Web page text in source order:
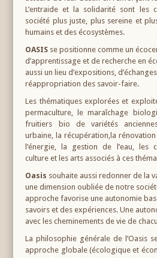
L’entraide et la solidarité sont les
société plus juste, plus sereine et
humains et des écosystèmes.
OASIS se positionne comme un
d’apprentissage et de recherche en
aussi un lieu d’expositions,
réappropriation des savoir-faire.
Les thématiques explorées et
permaculture, le maraîchage
fruitiers bio de variétés
urbaine, la récupération,la
l’énergie, la gestion de l’eau, les
culture et les arts associés à ces
Oasis souhaite aussi redonner de la
une dimension oubliée de notre
approche favorise une autonomie
savoirs et des expériences. Une
avec les cheminements de vie de
La philosophie générale de l’Oasis
approche globale (écologique et